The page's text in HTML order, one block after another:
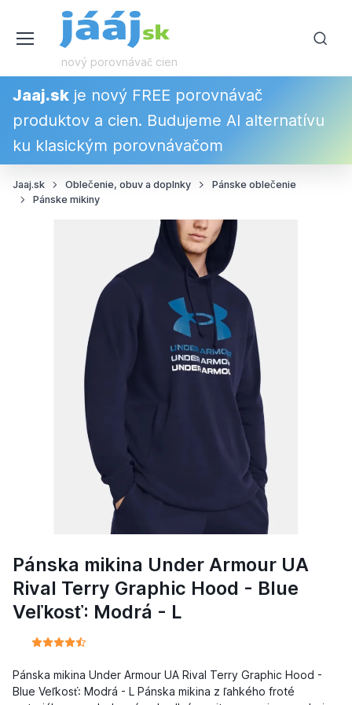
nový porovnávač cien
Jaaj.sk je nový FREE porovnávač
produktov a cien. Budujeme AI alternatívu
ku klasickým porovnávačom
Jaaj.sk Oblečenie, obuv a doplnky
Pánske oblečenie
Pánske mikiny
Pánska mikina Under Armour UA
Rival Terry Graphic Hood - Blue
Veľkosť: Modrá - L
Pánska mikina Under Armour UA Rival Terry Graphic Hood -
Blue Veľkosť: Modrá - L Pánska mikina z ľahkého froté